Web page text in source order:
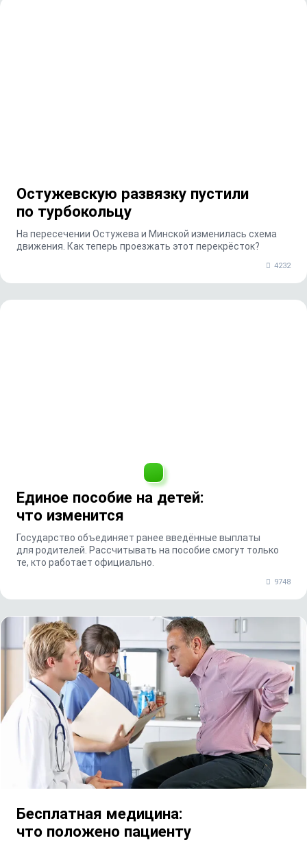
Остужевскую развязку пустили
по турбокольцу
На пересечении Остужева и Минской изменилась схема
движения. Как теперь проезжать этот перекрёсток?
4232
Единое пособие на детей:
что изменится
Государство объединяет ранее введённые выплаты
для родителей. Рассчитывать на пособие смогут только
те, кто работает официально.
9748
Бесплатная медицина:
что положено пациенту